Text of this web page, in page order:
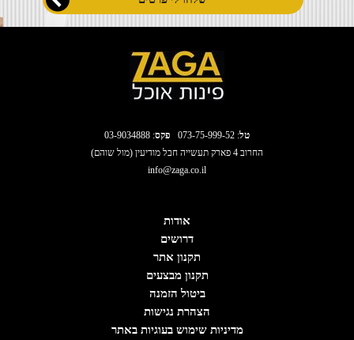
טל:
073-75-999-52 פקס: 03-9034888
החרוב 4 פארק תעשייה חבל מודיעין (מול שוהם)
info@zaga.co.il
אודות
דרושים
תקנון אתר
תקנון מבצעים
ביטול הזמנה
הצהרת נגישות
מדיניות שימוש בעוגיות באתר